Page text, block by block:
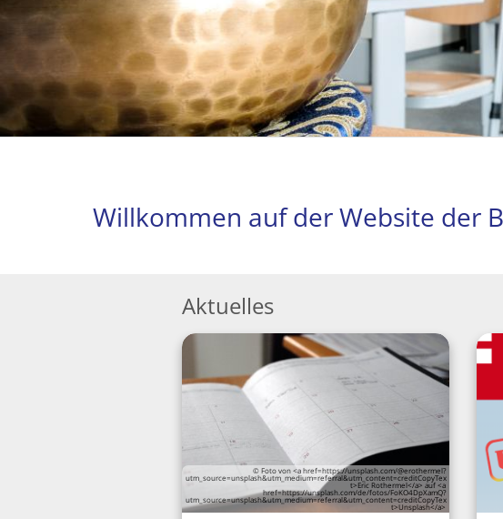
Willkommen auf der Website der
Aktuelles
© Foto von <a href=https://unsplash.com/@erothermel?
utm_source=unsplash&utm_medium=referral&utm_content=creditCopyTex
t>Eric Rothermel</a> auf <a
href=https://unsplash.com/de/fotos/FoKO4DpXamQ?
utm_source=unsplash&utm_medium=referral&utm_content=creditCopyTex
t>Unsplash</a>